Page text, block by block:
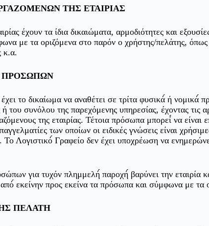
ΤΗΣ ΕΤΑΙΡΙΑΣ
έχουν τα ίδια δικαιώματα, αρμοδιότητες και
με τα οριζόμενα στο παρόν ο χρήστης/πελάτης,
κ.α.
ΠΡΟΣΩΠΩΝ
το δικαίωμα να αναθέτει σε τρίτα φυσικά́ ή νομικά́
του συνόλου της παρεχόμενης υπηρεσίας, έχοντας τις
της εταιρίας. Τέτοια πρόσωπα μπορεί́ να είναι
των οποίων οι ειδικές γνώσεις είναι
Το Λογιστικό́ Γραφείο δεν έχει υποχρέωση να
για τυχόν πλημμελή́ παροχή́ βαρύνει την εταιρία
εκείνην προς εκείνα τα πρόσωπα και σύμφωνα με τα
ΠΕΛΑΤΗ